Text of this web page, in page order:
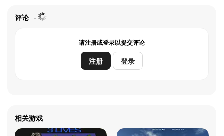
评论
请注册或登录以提交评论
注册 登录
相关游戏